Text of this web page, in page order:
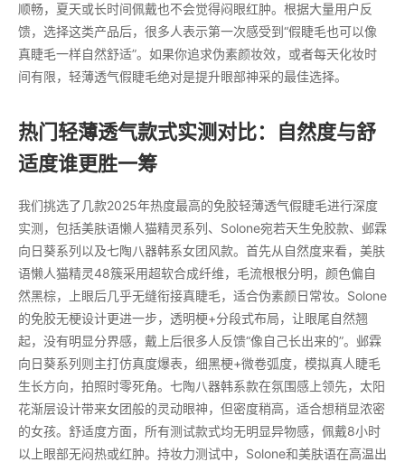
顺畅，夏天或长时间佩戴也不会觉得闷眼红肿。根据大量用户反
馈，选择这类产品后，很多人表示第一次感受到“假睫毛也可以像
真睫毛一样自然舒适”。如果你追求伪素颜妆效，或者每天化妆时
间有限，轻薄透气假睫毛绝对是提升眼部神采的最佳选择。
热门轻薄透气款式实测对比：自然度与舒
适度谁更胜一筹
我们挑选了几款2025年热度最高的免胶轻薄透气假睫毛进行深度
实测，包括美肤语懒人猫精灵系列、Solone宛若天生免胶款、邺霖
向日葵系列以及七陶八器韩系女团风款。首先从自然度来看，美肤
语懒人猫精灵48簇采用超软合成纤维，毛流根根分明，颜色偏自
然黑棕，上眼后几乎无缝衔接真睫毛，适合伪素颜日常妆。Solone
的免胶无梗设计更进一步，透明梗+分段式布局，让眼尾自然翘
起，没有明显分界感，戴上后很多人反馈“像自己长出来的”。邺霖
向日葵系列则主打仿真度爆表，细黑梗+微卷弧度，模拟真人睫毛
生长方向，拍照时零死角。七陶八器韩系款在氛围感上领先，太阳
花渐层设计带来女团般的灵动眼神，但密度稍高，适合想稍显浓密
的女孩。舒适度方面，所有测试款式均无明显异物感，佩戴8小时
以上眼部无闷热或红肿。持妆力测试中，Solone和美肤语在高温出